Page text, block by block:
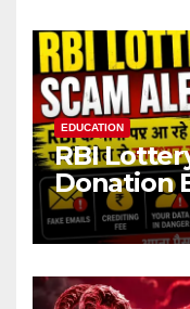
EDUCATION
RBI
Donation
Name